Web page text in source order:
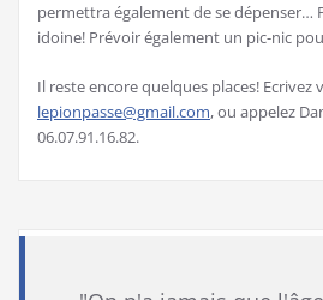
permettra également de se dépenser…
idoine! Prévoir également un pic-nic
Il reste encore quelques places! Ecrivez
lepionpasse@gmail.com, ou appelez
06.07.91.16.82.